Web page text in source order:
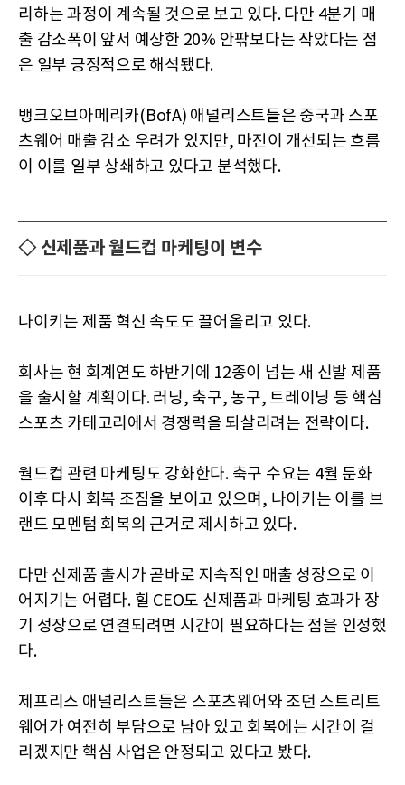
리하는 과정이 계속될 것으로 보고 있다. 다만 4분기 매
출 감소폭이 앞서 예상한 20% 안팎보다는 작았다는 점
은 일부 긍정적으로 해석됐다.
뱅크오브아메리카(BofA) 애널리스트들은 중국과 스포
츠웨어 매출 감소 우려가 있지만, 마진이 개선되는 흐름
이 이를 일부 상쇄하고 있다고 분석했다.
◇ 신제품과 월드컵 마케팅이 변수
나이키는 제품 혁신 속도도 끌어올리고 있다.
회사는 현 회계연도 하반기에 12종이 넘는 새 신발 제품
을 출시할 계획이다. 러닝, 축구, 농구, 트레이닝 등 핵심
스포츠 카테고리에서 경쟁력을 되살리려는 전략이다.
월드컵 관련 마케팅도 강화한다. 축구 수요는 4월 둔화
이후 다시 회복 조짐을 보이고 있으며, 나이키는 이를 브
랜드 모멘텀 회복의 근거로 제시하고 있다.
다만 신제품 출시가 곧바로 지속적인 매출 성장으로 이
어지기는 어렵다. 힐 CEO도 신제품과 마케팅 효과가 장
기 성장으로 연결되려면 시간이 필요하다는 점을 인정했
다.
제프리스 애널리스트들은 스포츠웨어와 조던 스트리트
웨어가 여전히 부담으로 남아 있고 회복에는 시간이 걸
리겠지만 핵심 사업은 안정되고 있다고 봤다.